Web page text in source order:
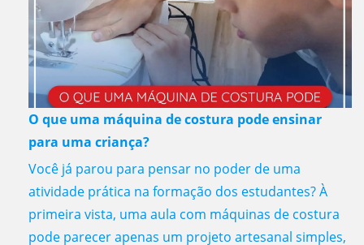
O que uma máquina de costura pode ensinar
para uma criança?
Você já parou para pensar no poder de uma
atividade prática na formação dos estudantes? À
primeira vista, uma aula com máquinas de costura
pode parecer apenas um projeto artesanal simples,